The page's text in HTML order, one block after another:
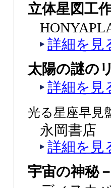
立体星図工
詳細を見
太陽の謎の
詳細を見
光る星座早見
永岡書店
詳細を見
宇宙の神秘